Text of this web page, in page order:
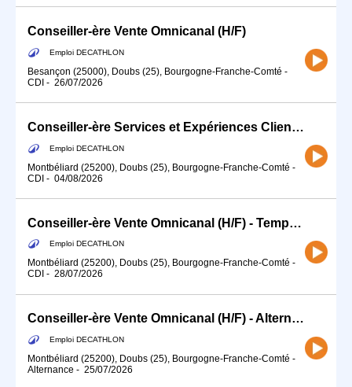
Conseiller-ère Vente Omnicanal (H/F)
Emploi DECATHLON
Besançon (25000), Doubs (25), Bourgogne-Franche-Comté -
CDI - 26/07/2026
Conseiller-ère Services et Expériences Client (H/F) - Temps partiel
Emploi DECATHLON
Montbéliard (25200), Doubs (25), Bourgogne-Franche-Comté -
CDI - 04/08/2026
Conseiller-ère Vente Omnicanal (H/F) - Temps partiel
Emploi DECATHLON
Montbéliard (25200), Doubs (25), Bourgogne-Franche-Comté -
CDI - 28/07/2026
Conseiller-ère Vente Omnicanal (H/F) - Alternance
Emploi DECATHLON
Montbéliard (25200), Doubs (25), Bourgogne-Franche-Comté -
Alternance - 25/07/2026